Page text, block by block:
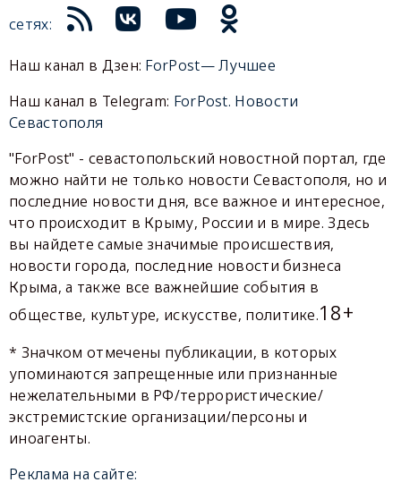
сетях:
Наш канал в Дзен: ForPost— Лучшее
Наш канал в Telegram: ForPost. Новости
Севастополя
"ForPost" - севастопольский новостной портал, где
можно найти не только новости Севастополя, но и
последние новости дня, все важное и интересное,
что происходит в Крыму, России и в мире. Здесь
вы найдете самые значимые происшествия,
новости города, последние новости бизнеса
Крыма, а также все важнейшие события в
обществе, культуре, искусстве, политике.18+
* Значком отмечены публикации, в которых
упоминаются запрещенные или признанные
нежелательными в РФ/террористические/
экстремистские организации/персоны и
иноагенты.
Реклама на сайте: